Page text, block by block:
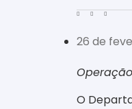
26 de
O